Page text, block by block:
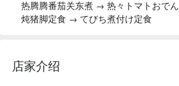
热腾腾番茄关东煮 → 热々トマトおでん
炖猪脚定食 → てびち煮付け定食
店家介绍